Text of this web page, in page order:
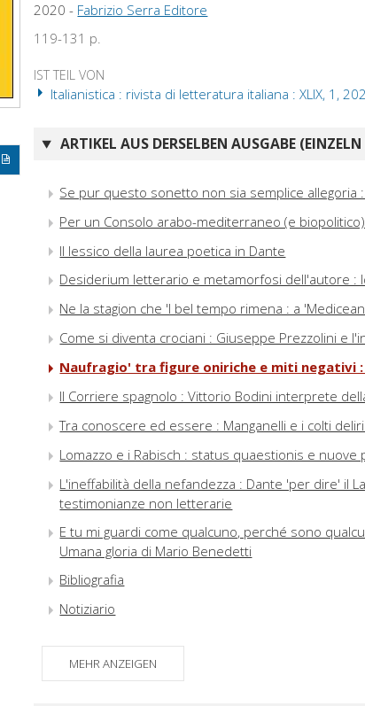
2020 - Fabrizio Serra Editore
119-131 p.
IST TEIL VON
Italianistica : rivista di letteratura italiana : XLIX, 1,
ARTIKEL AUS DERSELBEN AUSGABE
Se pur questo sonetto non sia semplice allegoria
Per un Consolo arabo-mediterraneo (e biopolitico)
Il lessico della laurea poetica in Dante
Desiderium letterario e metamorfosi dell'autore :
Ne la stagion che 'l bel tempo rimena : a
Come si diventa crociani : Giuseppe Prezzolini e
Naufragio' tra figure oniriche e miti negativi
Il Corriere spagnolo : Vittorio Bodini interprete
Tra conoscere ed essere : Manganelli e i colti
Lomazzo e i Rabisch : status quaestionis e nuove
L'ineffabilità della nefandezza : Dante 'per dire' il
testimonianze non letterarie
E tu mi guardi come qualcuno, perché sono
Umana gloria di Mario Benedetti
Bibliografia
Notiziario
MEHR ANZEIGEN